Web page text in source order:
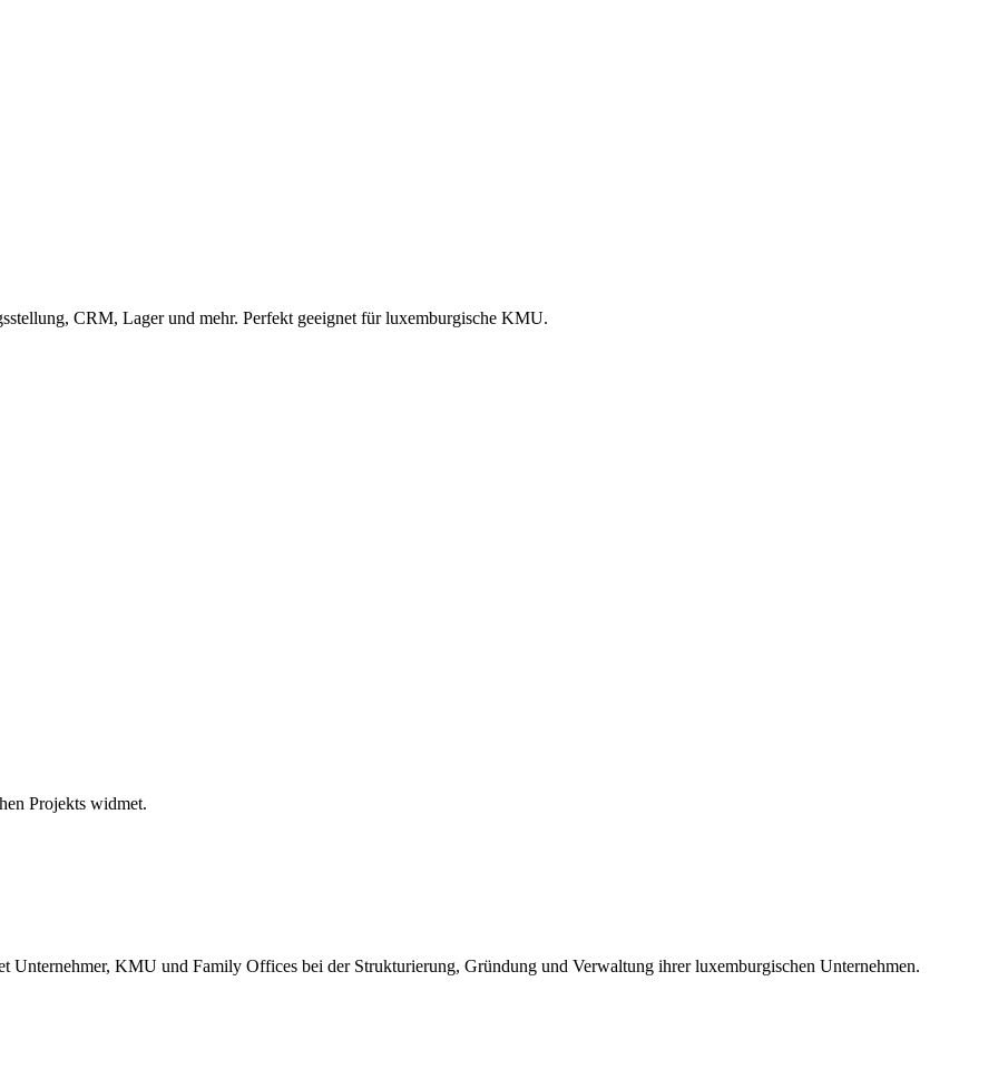
CRM, Lager und mehr. Perfekt geeignet für luxemburgische KMU.
Projekts widmet.
Unternehmer, KMU und Family Offices bei der Strukturierung, Gründung und Verwaltung ihrer luxemburgischen Unternehmen.